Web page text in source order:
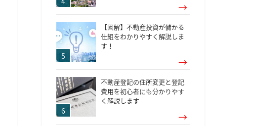
【図解】不動産投資が儲かる
仕組をわかりやすく解説しま
す！
不動産登記の住所変更と登記
費用を初心者にも分かりやす
く解説します